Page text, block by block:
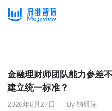
产品总览
产品集成
解决方案
按行业
客户案例
金融理财师团队能力参差
建立统一标准？
2026年6月27日 By 销研院